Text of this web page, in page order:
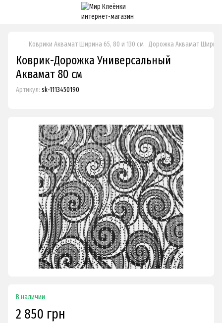
Коврики Аквамат Ширина 65, 80 и 130 см Дорожка Аквамат
Коврик-Дорожка Универсальный
Аквамат 80 см
Артикул: sk-1113450190
В наличии
2 850 грн